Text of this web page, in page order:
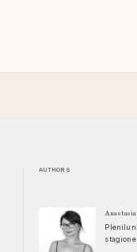
AUTHORS
Anastasia